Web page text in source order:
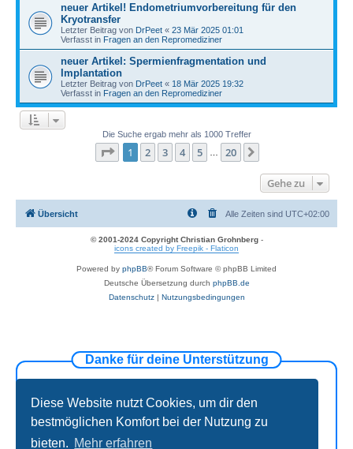
Diese Website nutzt Cookies, um dir den
bestmöglichen Komfort bei der Nutzung zu
bieten. Mehr erfahren
neuer Artikel! Endometriumvorbereitung für den
Kryotransfer
Letzter Beitrag von DrPeet « 23 Mär 2025 01:01
Verfasst in Fragen an den Repromediziner
neuer Artikel: Spermienfragmentation und
Implantation
Letzter Beitrag von DrPeet « 18 Mär 2025 19:32
Verfasst in Fragen an den Repromediziner
Die Suche ergab mehr als 1000 Treffer
Seite 1von 20
1 2 3 4 5 20
Gehe zu
Übersicht Alle Zeiten sind UTC+02:00
© 2001-2024 Copyright Christian Grohnberg-
icons created by Freepik - Flaticon
Powered by phpBB® Forum Software © phpBB Limited
Deutsche Übersetzung durch phpBB.de
Datenschutz| Nutzungsbedingungen
Danke für deine Unterstützung